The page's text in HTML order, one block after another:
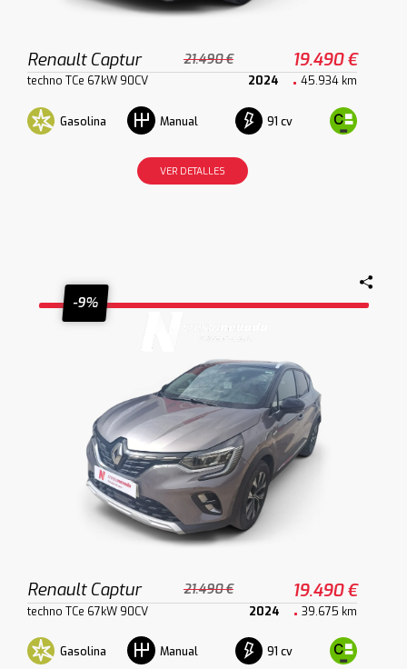
Renault Captur 21.490 € 19.490 €
techno TCe 67kW 90CV 2024 45.934 km
Gasolina Manual 91 cv
VER DETALLES
-9%
Renault Captur 21.490 € 19.490 €
techno TCe 67kW 90CV 2024 39.675 km
Gasolina Manual 91 cv